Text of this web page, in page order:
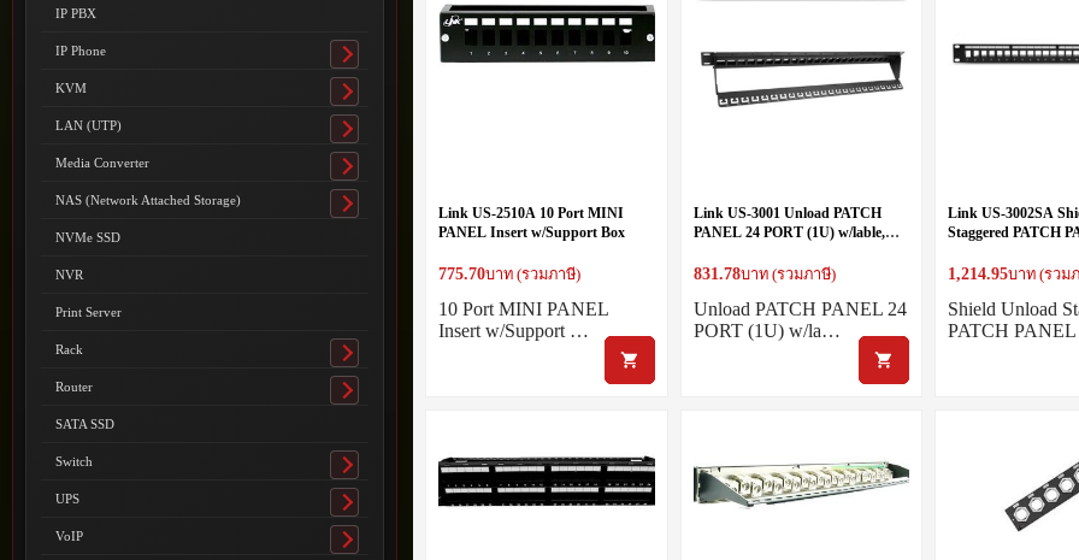
Link US-2510A 10 Port MINI
PANEL Insert w/Support Box
775.70บาท (รวมภาษี)
10 Port MINI PANEL
Insert w/Support …
Link US-3001 Unload PATCH
PANEL 24 PORT (1U) w/lable,
831.78บาท (รวมภาษี)
Unload PATCH PANEL 24
PORT (1U) w/la…
Link US-3002SA
Staggered PATCH
1,214.95บาท (รวม
Shield Unload
PATCH
IP PBX
IP Phone
Toggle
submenu
KVM
Toggle
submenu
LAN (UTP)
Toggle
submenu
Media Converter
Toggle
submenu
NAS (Network Attached Storage)
Toggle
NVMe SSD
NVR
Print Server
Rack
Toggle
submenu
Router
Toggle
SATA SSD
Switch
Toggle
submenu
UPS
Toggle
submenu
VoIP
Toggle